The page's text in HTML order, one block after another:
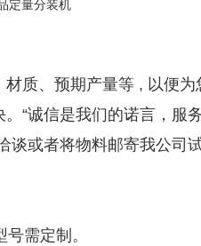
质、预期产量等 , 以便为
“诚信是我们的诺言，服
或者将物料邮寄我公司
需定制。